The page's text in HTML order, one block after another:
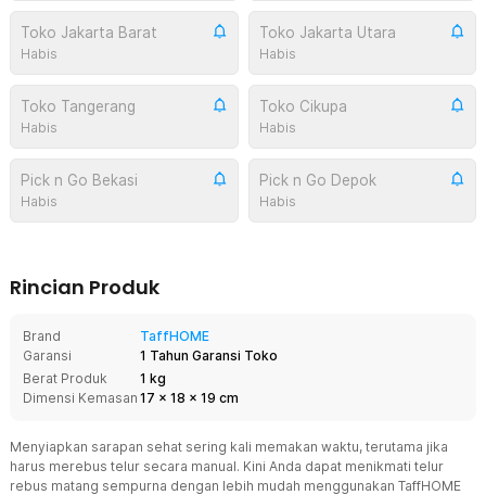
Toko Jakarta Barat
Habis
Toko Jakarta Utara
Habis
Toko Tangerang
Habis
Toko Cikupa
Habis
Pick n Go Bekasi
Habis
Pick n Go Depok
Habis
Rincian Produk
Brand
TaffHOME
Garansi
1 Tahun Garansi Toko
Berat Produk
1 kg
Dimensi Kemasan 17 x 18 x 19 cm
Menyiapkan sarapan sehat sering kali memakan waktu, terutama jika
harus merebus telur secara manual. Kini Anda dapat menikmati telur
rebus matang sempurna dengan lebih mudah menggunakan TaffHOME